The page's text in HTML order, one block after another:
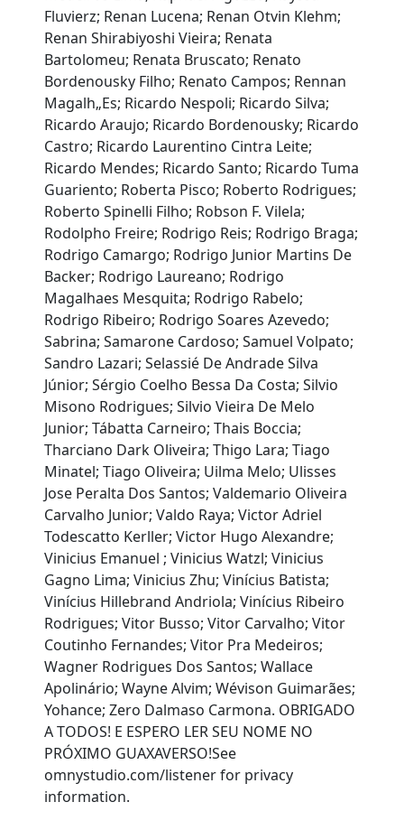
Fluvierz; Renan Lucena; Renan Otvin Klehm;
Renan Shirabiyoshi Vieira; Renata
Bartolomeu; Renata Bruscato; Renato
Bordenousky Filho; Renato Campos; Rennan
Magalh„Es; Ricardo Nespoli; Ricardo Silva;
Ricardo Araujo; Ricardo Bordenousky; Ricardo
Castro; Ricardo Laurentino Cintra Leite;
Ricardo Mendes; Ricardo Santo; Ricardo Tuma
Guariento; Roberta Pisco; Roberto Rodrigues;
Roberto Spinelli Filho; Robson F. Vilela;
Rodolpho Freire; Rodrigo Reis; Rodrigo Braga;
Rodrigo Camargo; Rodrigo Junior Martins De
Backer; Rodrigo Laureano; Rodrigo
Magalhaes Mesquita; Rodrigo Rabelo;
Rodrigo Ribeiro; Rodrigo Soares Azevedo;
Sabrina; Samarone Cardoso; Samuel Volpato;
Sandro Lazari; Selassié De Andrade Silva
Júnior; Sérgio Coelho Bessa Da Costa; Silvio
Misono Rodrigues; Silvio Vieira De Melo
Junior; Tábatta Carneiro; Thais Boccia;
Tharciano Dark Oliveira; Thigo Lara; Tiago
Minatel; Tiago Oliveira; Uilma Melo; Ulisses
Jose Peralta Dos Santos; Valdemario Oliveira
Carvalho Junior; Valdo Raya; Victor Adriel
Todescatto Kerller; Victor Hugo Alexandre;
Vinicius Emanuel ; Vinicius Watzl; Vinicius
Gagno Lima; Vinicius Zhu; Vinícius Batista;
Vinícius Hillebrand Andriola; Vinícius Ribeiro
Rodrigues; Vitor Busso; Vitor Carvalho; Vitor
Coutinho Fernandes; Vitor Pra Medeiros;
Wagner Rodrigues Dos Santos; Wallace
Apolinário; Wayne Alvim; Wévison Guimarães;
Yohance; Zero Dalmaso Carmona. OBRIGADO
A TODOS! E ESPERO LER SEU NOME NO
PRÓXIMO GUAXAVERSO!See
omnystudio.com/listener for privacy
information.